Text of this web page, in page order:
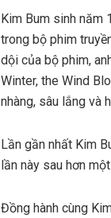
Kim Bum sinh năm
trong bộ phim
dội của bộ phim,
Winter, the Wind
nhàng, sâu lắng và
Lần gần nhất Kim
lần này sau hơn
Đồng hành cùng